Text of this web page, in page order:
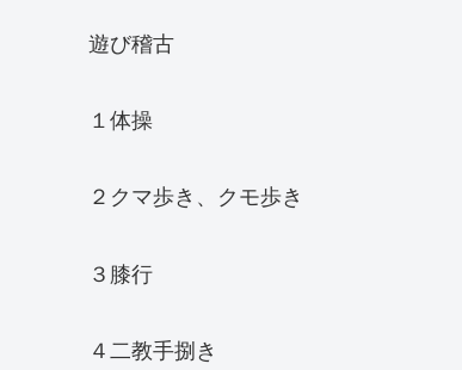
遊び稽古
１体操
２クマ歩き、クモ歩き
３膝行
４二教手捌き